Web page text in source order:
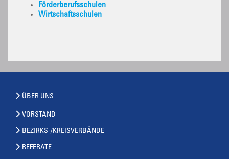
Förderberufsschulen
Wirtschaftsschulen
ÜBER UNS
VORSTAND
BEZIRKS-/KREISVERBÄNDE
REFERATE